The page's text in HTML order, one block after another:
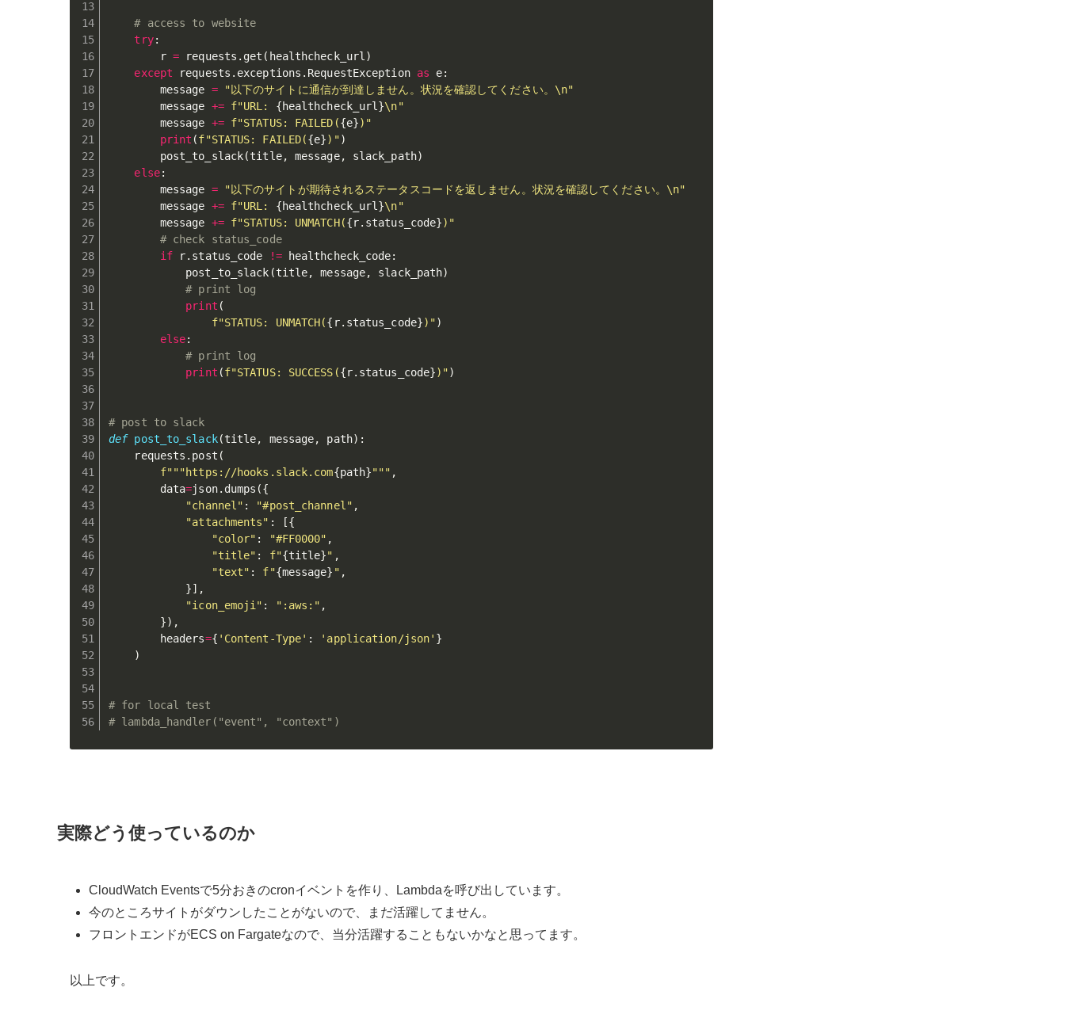
# access to website
try:
        r
= requests . get ( healthcheck_url )
except requests . exceptions . RequestException as e:
        message
=
"以下のサイトに通信が到達しません。状況を確認してください。\n"
        message
+= f"URL: {healthcheck_url }\n"
        message
+= f"STATUS: FAILED({e})"
print (f"STATUS: FAILED({e})")
        post_to_slack
(title, message, slack_path)
else:
        message
=
"以下のサイトが期待されるステータスコードを返しません。状況を確認してください。\n"
        message
+= f"URL: {healthcheck_url }\n"
        message
+= f"STATUS: UNMATCH({r. status_code})"
# check status_code
if r. status_code != healthcheck_code:
            post_to_slack
(title, message, slack_path)
# print log
print (
f"STATUS: UNMATCH({ r. status_code})")
else:
# print log
print (f"STATUS: SUCCESS({r. status_code})")
# post to slack
def post_to_slack(title, message, path) :
    requests
. post (
f"""https://hooks.slack.com{path}""" ,
        data
=json. dumps ({
"channel" : "#post_channel" ,
"attachments" : [{
"color" : "#FF0000" ,
"title" : f"{title}" ,
"text" : f"{message} " ,
}] ,
"icon_emoji" : ":aws:" ,
}) ,
        headers
={ 'Content-Type' : 'application/json' }
)
# for local test
# lambda_handler("event", "context")
実際どう使っているのか
CloudWatch Eventsで5分おきのcronイベントを作り、Lambdaを呼び出しています。
今のところサイトがダウンしたことがないので、まだ活躍してません。
フロントエンドがECS on Fargateなので、当分活躍することもないかなと思ってます。
以上です。